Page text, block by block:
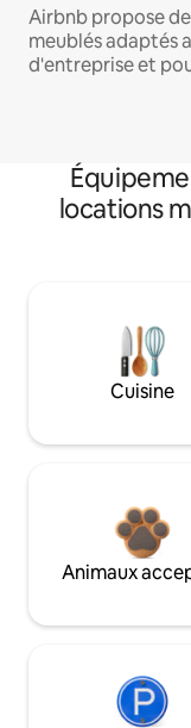
Airbnb propose
meublés adaptés
d'entreprise et
locations
Cuisine
Animaux